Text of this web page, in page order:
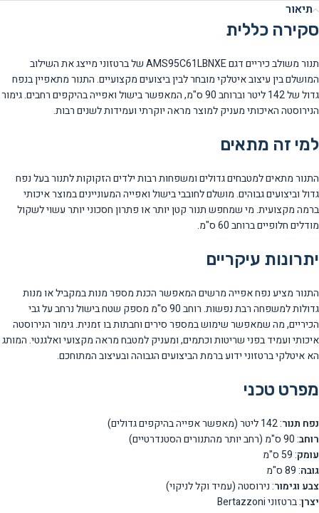
תיאור
סקירה כללית
תנור משולב כיריים דגם AMS95C61LBNXE של ברטזוני מייצג את השילוב
המושלם בין עיצוב איטלקי מובחר לבין ביצועים מקצועיים. התנור מתאפיין בנפח
גדול של 142 ליטר וברוחב 90 ס"מ, המאפשר בישול ואפייה בהיקפים רחבים. גימור
הנירוסטה האיכותי מעניק למוצר מראה יוקרתי ועמידות לשנים רבות.
למי זה מתאים
התנור מתאים למטבחים גדולים ומשפחות רבות ילדים הזקוקות לתנור בעל נפח
גדול וביצועים גבוהים. מושלם לחובבי בישול ואפייה המעוניינים במוצר איכותי
ברמה מקצועית. מי שמחפש תנור קטן יותר או פתרון חסכוני יותר עשוי לשקול
מודלים חלופיים ברוחב 60 ס"מ.
יתרונות עיקריים
התנור מציע נפח אפייה מרשים המאפשר הכנת מספר מנות במקביל או מנות
גדולות למשפחה רבת נפשות. רוחב 90 ס"מ מספק שטח בישול נרחב על גבי
הכיריים, מה שמאפשר שימוש במספר סירים וחבתות בו זמנית. גימור הנירוסטה
איכותי ועמיד בפני שריטות וכתמים, ומעניק למטבח מראה מקצועי ואלגנטי. המותג
הא איטלקי ברטזוני ידוע ברמת הביצועים הגבוהה ובעיצוב המתוחכם.
מפרט טכני
נפח תנור: 142 ליטר (מאפשר אפייה בהיקפים גדולים)
רוחב: 90 ס"מ (רחב יותר מהתנורים הסטנדרטיים)
עומק: 59 ס"מ
גובה: 89 ס"מ
צבע וגימור: נירוסטה (עמיד וקל לניקוי)
יצרן: ברטזוני Bertazzoni